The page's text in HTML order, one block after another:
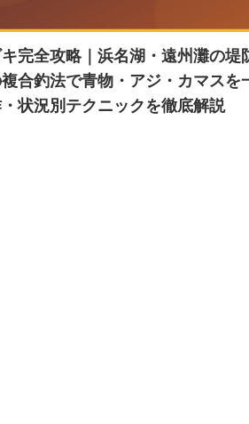
完全攻略｜浜名湖・遠州灘の堤
合釣法で青物・アジ・カマスを
状況別テクニックを徹底解説